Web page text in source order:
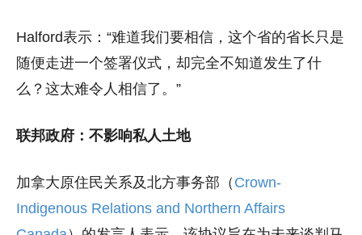
Halford表示：“难道我们要相信，这个省的省长只是
随便走进一个签署仪式，却完全不知道发生了什
么？这太难令人相信了。”
联邦政府：不影响私人土地
加拿大原住民关系及北方事务部（ Crown-
Indigenous Relations and Northern Affairs